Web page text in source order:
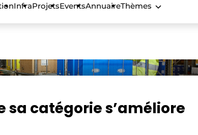
InfraProjetsEventsAnnuaireThèmes
sa catégorie s’améliore